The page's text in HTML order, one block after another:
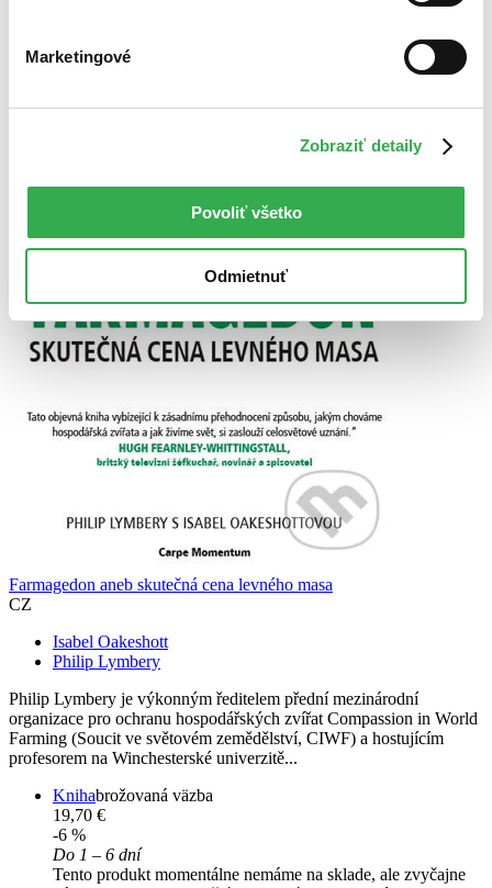
Marketingové
Zobraziť detaily
Povoliť všetko
Odmietnuť
Farmagedon aneb skutečná cena levného masa
CZ
Isabel Oakeshott
Philip Lymbery
Philip Lymbery je výkonným ředitelem přední mezinárodní
organizace pro ochranu hospodářských zvířat Compassion in World
Farming (Soucit ve světovém zemědělství, CIWF) a hostujícím
profesorem na Winchesterské univerzitě...
Knihabrožovaná väzba
19,70 €
-6 %
Do 1 – 6 dní
Tento produkt momentálne nemáme na sklade, ale zvyčajne